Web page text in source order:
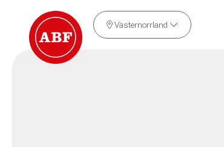
Västernorrland